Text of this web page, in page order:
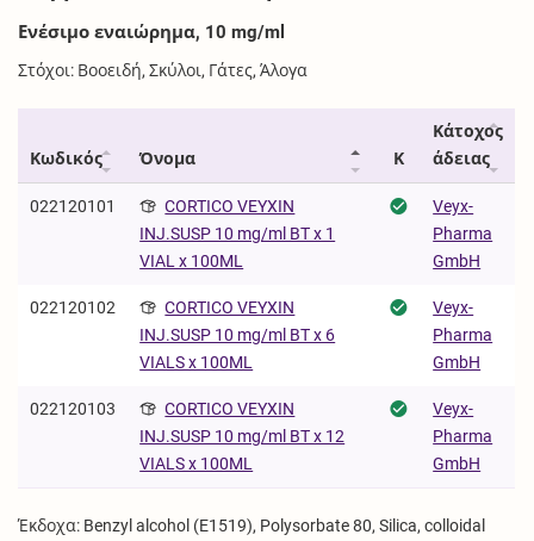
Ενέσιμο εναιώρημα, 10 mg/ml
Στόχοι: Βοοειδή, Σκύλοι, Γάτες, Άλογα
Κωδικός Όνομα Κ
Κάτοχος
άδειας
022120101
CORTICO VEYXIN
INJ.SUSP 10 mg/ml BT x 1
VIAL x 100ML
Veyx-
Pharma
GmbH
022120102
CORTICO VEYXIN
INJ.SUSP 10 mg/ml BT x 6
VIALS x 100ML
Veyx-
Pharma
GmbH
022120103
CORTICO VEYXIN
INJ.SUSP 10 mg/ml BT x 12
VIALS x 100ML
Veyx-
Pharma
GmbH
Έκδοχα: Benzyl alcohol (E1519), Polysorbate 80, Silica, colloidal